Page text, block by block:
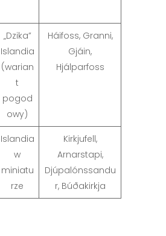
„Dzika”
Islandia
(warian
t
pogod
owy)
Háifoss, Granni,
Gjáin,
Hjálparfoss
Islandia
w
miniatu
rze
Kirkjufell,
Arnarstapi,
Djúpalónssandu
r, Búðakirkja